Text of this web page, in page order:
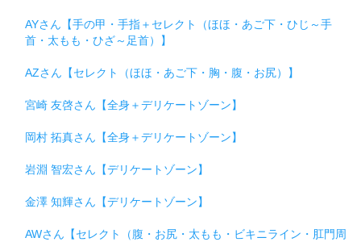
AYさん【手の甲・手指＋セレクト（ほほ・あご下・ひじ～手
首・太もも・ひざ～足首）】
AZさん【セレクト（ほほ・あご下・胸・腹・お尻）】
宮崎 友啓さん【全身＋デリケートゾーン】
岡村 拓真さん【全身＋デリケートゾーン】
岩淵 智宏さん【デリケートゾーン】
金澤 知輝さん【デリケートゾーン】
AWさん【セレクト（腹・お尻・太もも・ビキニライン・肛門周